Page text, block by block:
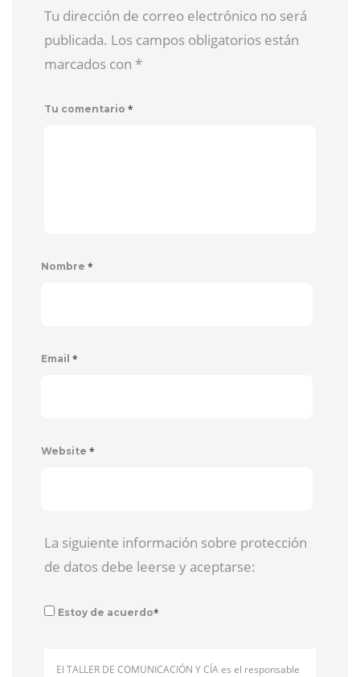
Tu dirección de correo electrónico no será
publicada. Los campos obligatorios están
marcados con *
Tu comentario *
Nombre *
Email *
Website *
La siguiente información sobre protección
de datos debe leerse y aceptarse:
Estoy de acuerdo*
El TALLER DE COMUNICACIÓN Y CÍA es el responsable